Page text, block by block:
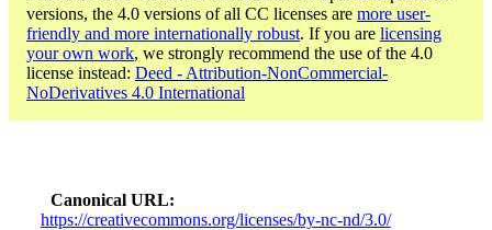
versions, the 4.0 versions of all CC licenses are more user-
friendly and more internationally robust. If you are licensing
your own work, we strongly recommend the use of the 4.0
license instead: Deed - Attribution-NonCommercial-
NoDerivatives 4.0 International
Canonical URL
https://creativecommons.org/licenses/by-nc-nd/3.0/